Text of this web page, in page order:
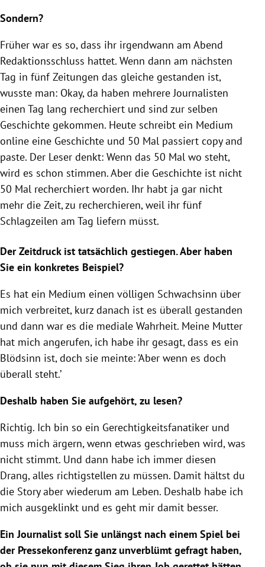
Sondern?
Früher war es so, dass ihr irgendwann am Abend
Redaktionsschluss hattet. Wenn dann am nächsten
Tag in fünf Zeitungen das gleiche gestanden ist,
wusste man: Okay, da haben mehrere Journalisten
einen Tag lang recherchiert und sind zur selben
Geschichte gekommen. Heute schreibt ein Medium
online eine Geschichte und 50 Mal passiert copy and
paste. Der Leser denkt: Wenn das 50 Mal wo steht,
wird es schon stimmen. Aber die Geschichte ist nicht
50 Mal recherchiert worden. Ihr habt ja gar nicht
mehr die Zeit, zu recherchieren, weil ihr fünf
Schlagzeilen am Tag liefern müsst.
Der Zeitdruck ist tatsächlich gestiegen. Aber haben
Sie ein konkretes Beispiel?
Es hat ein Medium einen völligen Schwachsinn über
mich verbreitet, kurz danach ist es überall gestanden
und dann war es die mediale Wahrheit. Meine Mutter
hat mich angerufen, ich habe ihr gesagt, dass es ein
Blödsinn ist, doch sie meinte: ’Aber wenn es doch
überall steht.’
Deshalb haben Sie aufgehört, zu lesen?
Richtig. Ich bin so ein Gerechtigkeitsfanatiker und
muss mich ärgern, wenn etwas geschrieben wird, was
nicht stimmt. Und dann habe ich immer diesen
Drang, alles richtigstellen zu müssen. Damit hältst du
die Story aber wiederum am Leben. Deshalb habe ich
mich ausgeklinkt und es geht mir damit besser.
Ein Journalist soll Sie unlängst nach einem Spiel bei
der Pressekonferenz ganz unverblümt gefragt haben,